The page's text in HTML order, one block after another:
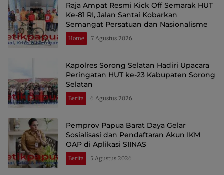
Raja Ampat Resmi Kick Off Semarak HUT
Ke-81 RI, Jalan Santai Kobarkan
Semangat Persatuan dan Nasionalisme
Home 7 Agustus 2026
Kapolres Sorong Selatan Hadiri Upacara
Peringatan HUT ke-23 Kabupaten Sorong
Selatan
Berita 6 Agustus 2026
Pemprov Papua Barat Daya Gelar
Sosialisasi dan Pendaftaran Akun IKM
OAP di Aplikasi SIINAS
Berita 5 Agustus 2026